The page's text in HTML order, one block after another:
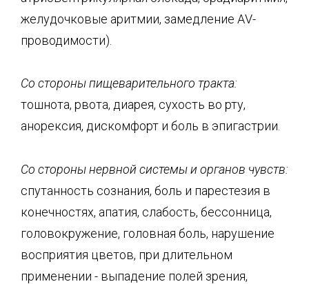
желудочковые аритмии, замедление АV-
проводимости).
Со стороны пищеварительного тракта:
тошнота, рвота, диарея, сухость во рту,
анорексия, дискомфорт и боль в эпигастрии.
Со стороны нервной системы и органов чувств:
спутанность сознания, боль и парестезия в
конечностях, апатия, слабость, бессонница,
головокружение, головная боль, нарушение
восприятия цветов, при длительном
применении - выпадение полей зрения,